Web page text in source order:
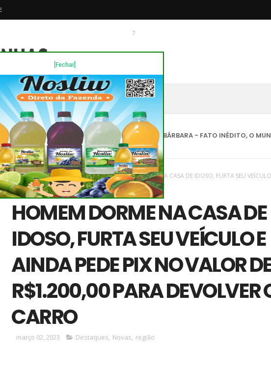
[Fechar]
7
FALE COM O CHAGUINHAS
DESTAQUES NVA STA BÁRBARA - FATO INÉDITO, O MUNICÍPIO
Home/Destaques/Novas/região/HOMEM DORME NA CASA DE IDOSO, FURTA SEU
PIX NO VALOR DE R$1.200,00 PARA DEVOLVER O CARRO
HOMEM DORME NA CASA DE
IDOSO, FURTA SEU VEÍCULO E
AINDA PEDE PIX NO VALOR
R$1.200,00 PARA DEVOLVER
CARRO
março 02, 2023 Destaques, Novas, região